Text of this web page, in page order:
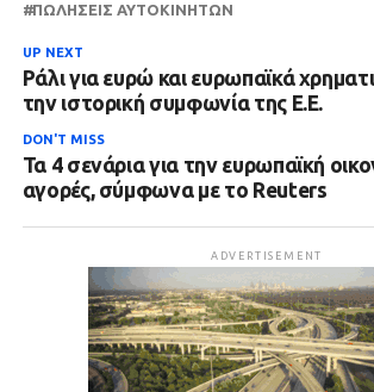
ΠΩΛΉΣΕΙΣ ΑΥΤΟΚΙΝΉΤΩΝ
UP NEXT
Ράλι για ευρώ και ευρωπαϊκά
την ιστορική συμφωνία της Ε.Ε.
DON'T MISS
Τα 4 σενάρια για την ευρωπαϊκή
αγορές, σύμφωνα με το Reuters
ADVERTISEMENT